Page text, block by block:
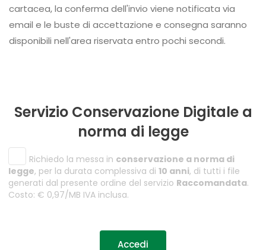
cartacea, la conferma dell'invio viene notificata via
email e le buste di accettazione e consegna saranno
disponibili nell'area riservata entro pochi secondi.
Servizio Conservazione Digitale a
norma di legge
Richiedo la messa in conservazione a norma di
legge, per la durata complessiva di 10 anni, di tutti i file
generati dal presente ordine del servizio Raccomandata.
Costo: € 0,97/MB IVA inclusa.
Accedi